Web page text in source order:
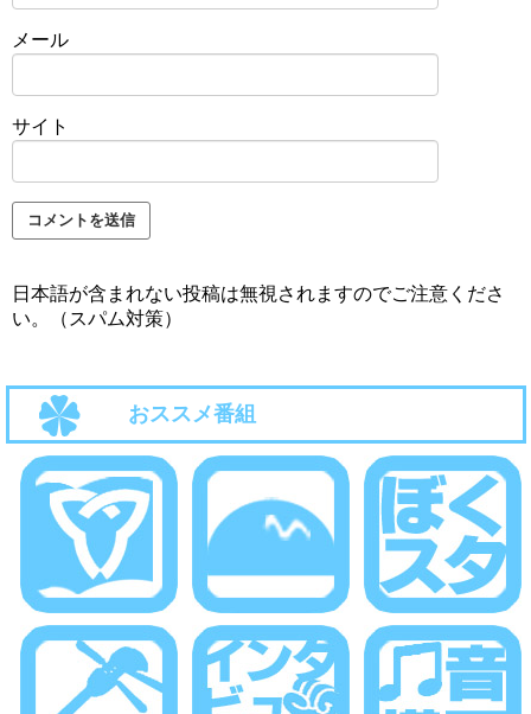
メール
サイト
日本語が含まれない投稿は無視されますのでご注意くださ
い。（スパム対策）
おススメ番組